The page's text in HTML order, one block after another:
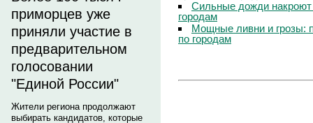
приморцев уже
приняли участие в
предварительном
голосовании
"Единой России"
Жители региона продолжают
выбирать кандидатов, которые
Сильные дожди
городам
Мощные ливни и грозы:
по городам